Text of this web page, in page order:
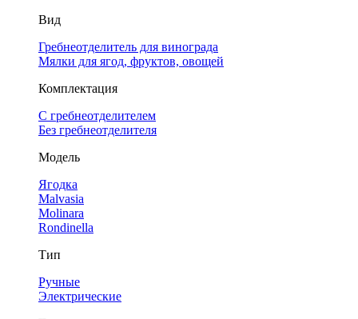
Вид
Гребнеотделитель для винограда
Мялки для ягод, фруктов, овощей
Комплектация
С гребнеотделителем
Без гребнеотделителя
Модель
Ягодка
Malvasia
Molinara
Rondinella
Тип
Ручные
Электрические